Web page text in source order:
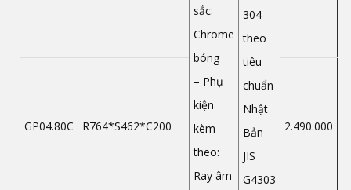
sắc:
Chrome
bóng
– Phụ
kiện
kèm
theo:
Ray âm
304
theo
tiêu
chuẩn
Nhật
Bản
JIS
G4303
GP04.80C R764*S462*C200 2.490.000